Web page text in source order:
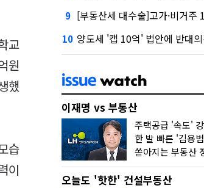
교
원
했
습
이
9 [부동산세 대수술]고가·비거주 1주택 부담
10 양도세 '캡 10억' 법안에 반대
이재명 vs 부동산
오늘도 '핫한' 건설부동산